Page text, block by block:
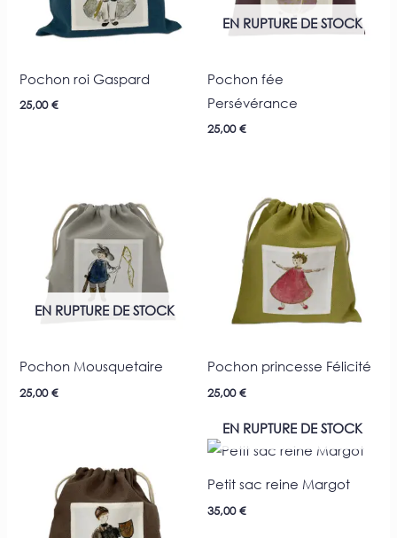
Pochon roi Gaspard
25,00€
EN RUPTURE DE STOCK
Pochon fée
Persévérance
25,00€
EN RUPTURE DE STOCK
Pochon Mousquetaire
25,00€
Pochon princesse Félicité
25,00€
EN RUPTURE DE STOCK
Petit sac reine Margot
35,00€